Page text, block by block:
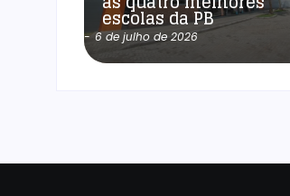
escolas da PB
- 6 de julho de 2026